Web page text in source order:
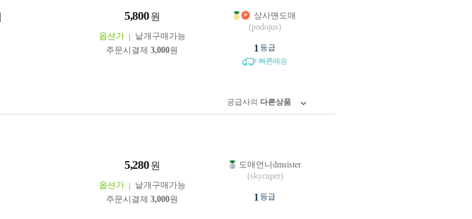
5,800 원
옵션가
낱개구매가능
주문시결제 3,000원
상사맨도매
(podojus)
1 등급
빠른배송
공급사의 다른상품
5,280 원
옵션가
낱개구매가능
주문시결제 3,000원
도매언니dmsister
(skycuper)
1 등급